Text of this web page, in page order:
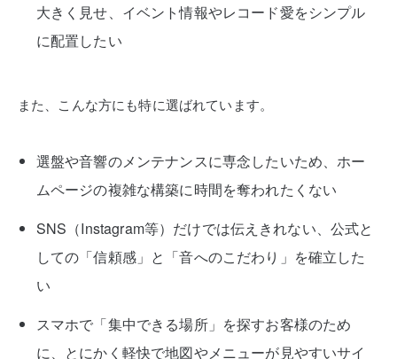
大きく見せ、イベント情報やレコード愛をシンプル
に配置したい
また、こんな方にも特に選ばれています。
選盤や音響のメンテナンスに専念したいため、ホー
ムページの複雑な構築に時間を奪われたくない
SNS（Instagram等）だけでは伝えきれない、公式と
しての「信頼感」と「音へのこだわり」を確立した
い
スマホで「集中できる場所」を探すお客様のため
に、とにかく軽快で地図やメニューが見やすいサイ